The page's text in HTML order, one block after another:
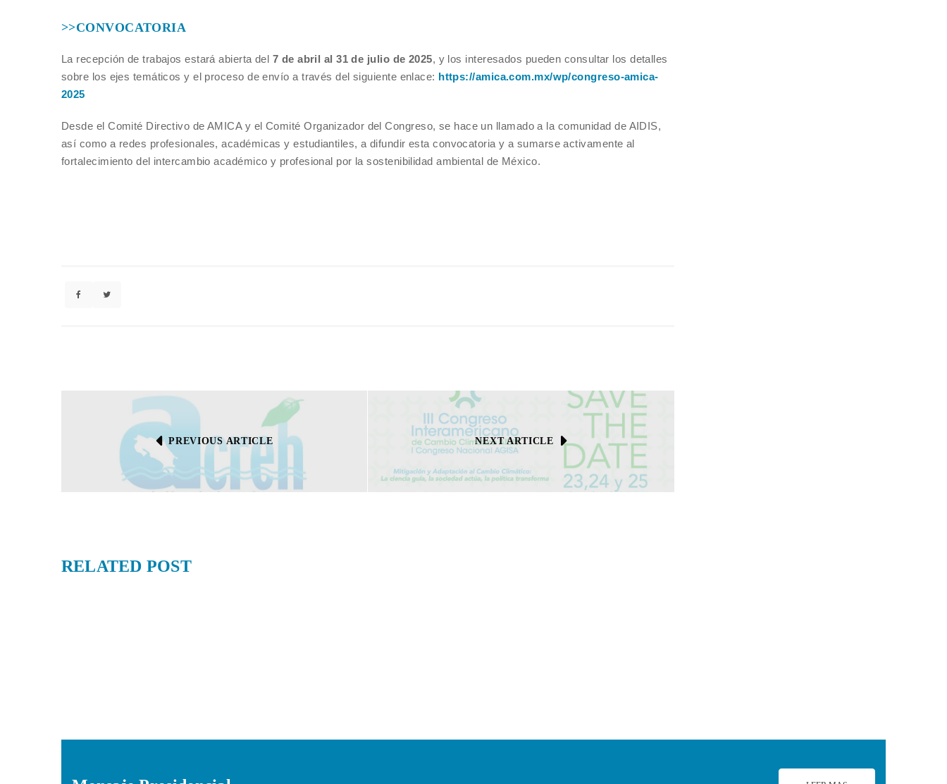
>>CONVOCATORIA
La recepción de trabajos estará abierta del 7 de abril al 31 de julio de 2025, y los interesados pueden consultar los detalles
sobre los ejes temáticos y el proceso de envío a través del siguiente enlace: https://amica.com.mx/wp/congreso-amica-
2025
Desde el Comité Directivo de AMICA y el Comité Organizador del Congreso, se hace un llamado a la comunidad de AIDIS,
así como a redes profesionales, académicas y estudiantiles, a difundir esta convocatoria y a sumarse activamente al
fortalecimiento del intercambio académico y profesional por la sostenibilidad ambiental de México.
PREVIOUS ARTICLE NEXT ARTICLE
RELATED POST